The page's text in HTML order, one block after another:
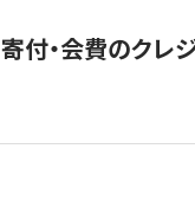
寄付・会費のクレ